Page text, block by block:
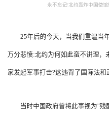
永不忘记!北约轰炸中国使
25年后的今天，当我们重温当
万分悲愤:北约为何如此蛮不讲理，
家发起军事打击?这违背了国际法和
当时中国政府曾将此事视为"残